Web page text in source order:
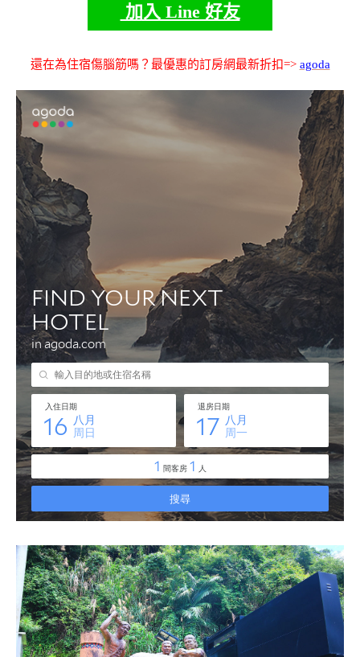
加入 Line 好友
還在為住宿傷腦筋嗎？最優惠的訂房網最新折扣=> agoda